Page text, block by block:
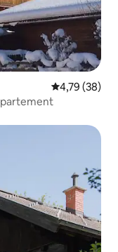
Note
4,79 (38)